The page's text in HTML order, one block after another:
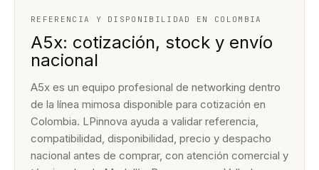
REFERENCIA Y DISPONIBILIDAD EN COLOMBIA
A5x: cotización, stock y envío
nacional
A5x es un equipo profesional de networking dentro
de la línea mimosa disponible para cotización en
Colombia. LPinnova ayuda a validar referencia,
compatibilidad, disponibilidad, precio y despacho
nacional antes de comprar, con atención comercial y